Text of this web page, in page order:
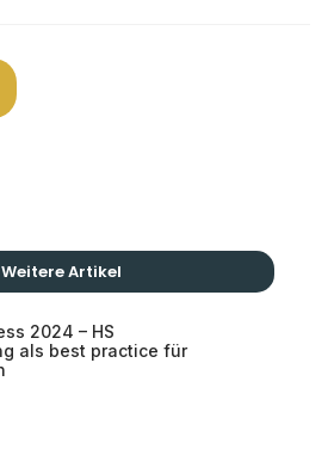
Weitere Artikel
2024 – HS
als best practice für